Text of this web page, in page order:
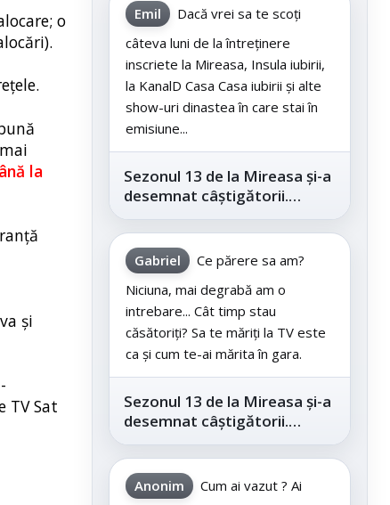
o
la
și
TV Sat
Emil
Dacă vrei sa te scoți
câteva luni de la întreținere
inscriete la Mireasa, Insula iubirii,
la KanalD Casa Casa iubirii și alte
show-uri dinastea în care stai în
emisiune...
Sezonul 13 de la Mireasa și-a
desemnat câștigătorii.
Telespectatorii au decis care
este...
Gabriel
Ce părere sa am?
Niciuna, mai degrabă am o
intrebare... Cât timp stau
căsătoriți? Sa te măriți la TV este
ca și cum te-ai mărita în gara.
Sezonul 13 de la Mireasa și-a
desemnat câștigătorii.
Telespectatorii au decis care
este...
Anonim
Cum ai vazut ? Ai